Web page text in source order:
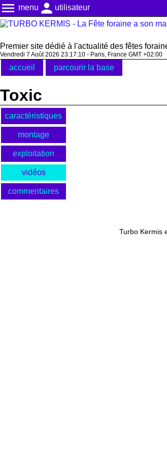
menu menu person utilisateur
Premier site dédié à l'actualité des fêtes
Vendredi 7 Août 2026 23:17:11 - Paris, France GMT +02:00
accueil parcourir la base
Toxic
caractéristiques
montage
exploitation
vidéos
commentaires
Turbo Kermis